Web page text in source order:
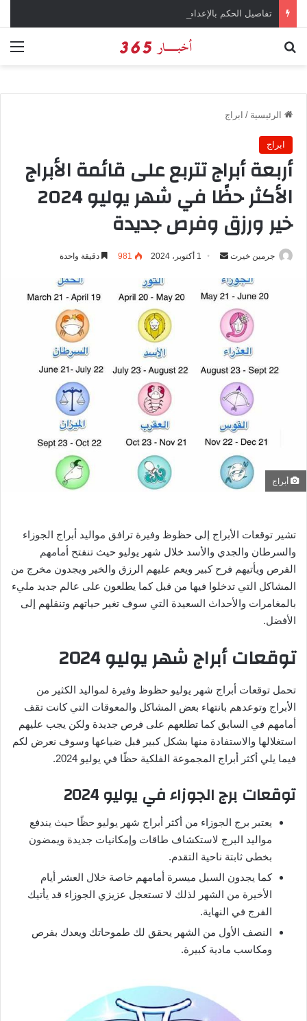
الرئيسية / ابراج
ابراج
أربعة أبراج تتربع على قائمة الأبراج
الأكثر حظًا في شهر يوليو 2024
خير ورزق وفرص جديدة
جرمين خيرت
د
ا
1 أكتوبر، 2024 981 دقيقة واحدة
أبراج
تشير توقعات الأبراج إلى حظوظ وفيرة ترافق مواليد أبراج الجوزاء
والسرطان والجدي والأسد خلال شهر يوليو حيث تنفتح أمامهم
الفرص ويأتيهم فرح كبير ويعم عليهم الرزق والخير ويجدون مخرج من
المشاكل التي تدخلوا فيها من قبل كما يطلعون على عالم جديد مليء
بالمغامرات والأحداث السعيدة التي سوف تغير حياتهم وتنقلهم إلى
الأفضل.
توقعات أبراج شهر يوليو 2024
تحمل توقعات أبراج شهر يوليو حظوظ وفيرة لمواليد الكثير من
الأبراج وتوعدهم بانتهاء بعض المشاكل والمعوقات التي كانت تقف
أمامهم في السابق كما تطلعهم على فرص جديدة ولكن يجب عليهم
استغلالها والاستفادة منها بشكل كبير قبل ضياعها وسوف نعرض لكم
فيما يلي أكثر أبراج المجموعة الفلكية حظًا في يوليو 2024.
توقعات برج الجوزاء في يوليو 2024
يعتبر برج الجوزاء من أكثر أبراج شهر يوليو حظًا حيث يندفع
مواليد البرج لاستكشاف طاقات وإمكانيات جديدة ويمضون
بخطى ثابتة ناحية التقدم.
كما يجدون السبل ميسرة أمامهم خاصة خلال العشر أيام
الأخيرة من الشهر لذلك لا تستعجل عزيزي الجوزاء قد يأتيك
الفرج في النهاية.
النصف الأول من الشهر يحقق لك طموحاتك ويعدك بفرص
ومكاسب مادية كبيرة.